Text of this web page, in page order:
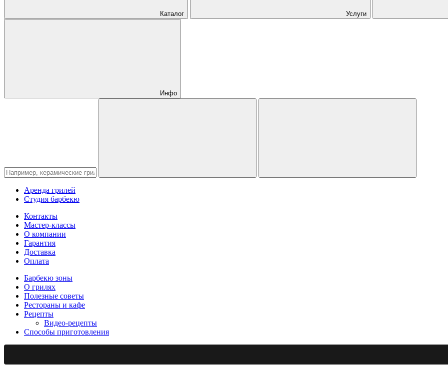
Каталог Услуги
Инфо
Аренда грилей
Студия барбекю
Контакты
Мастер-классы
О компании
Гарантия
Доставка
Оплата
Барбекю зоны
О грилях
Полезные советы
Рестораны и кафе
Рецепты
Видео-рецепты
Способы приготовления